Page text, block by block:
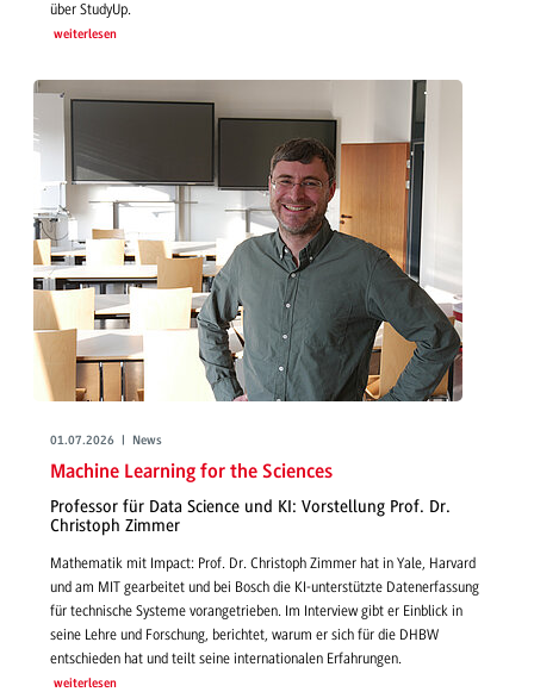
über StudyUp.
weiterlesen
01.07.2026 | News
Machine Learning for the Sciences
Professor für Data Science und KI: Vorstellung Prof. Dr.
Christoph Zimmer
Mathematik mit Impact: Prof. Dr. Christoph Zimmer hat in Yale, Harvard
und am MIT gearbeitet und bei Bosch die KI-unterstützte Datenerfassung
für technische Systeme vorangetrieben. Im Interview gibt er Einblick in
seine Lehre und Forschung, berichtet, warum er sich für die DHBW
entschieden hat und teilt seine internationalen Erfahrungen.
weiterlesen